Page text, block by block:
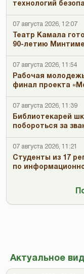
технологий
07 августа 2026, 12:07
Театр Камала
90-летию
07 августа 2026, 11:54
Рабочая
финал проекта
07 августа 2026, 11:39
Библиотекарей
побороться за
07 августа 2026, 11:21
Студенты из 17
по
Актуальное